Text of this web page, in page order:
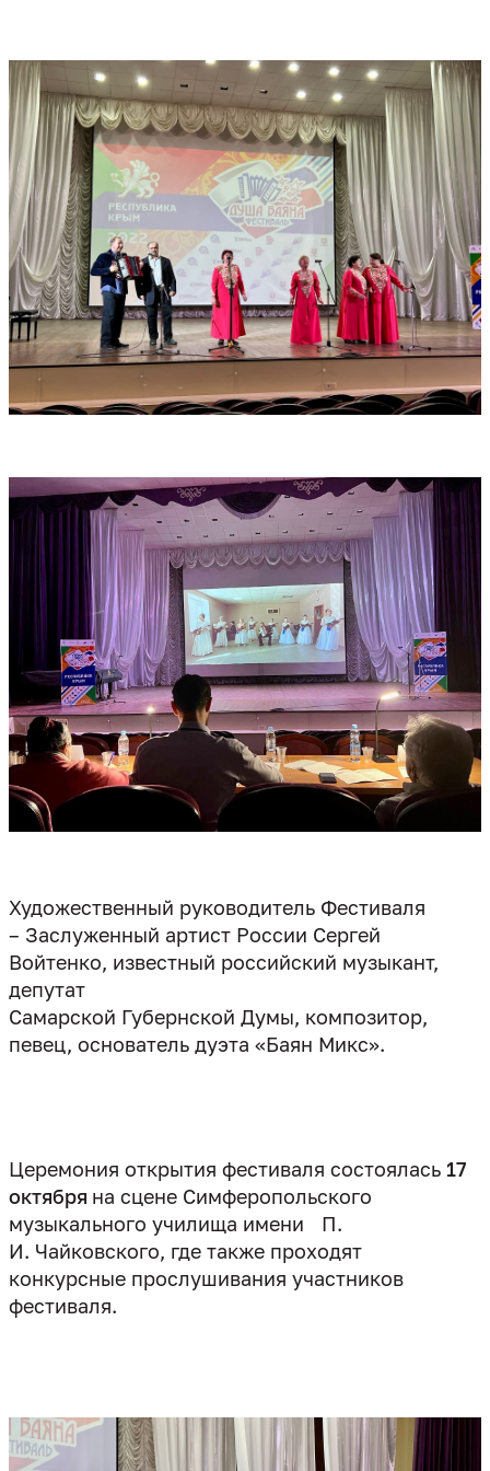
Художественный руководитель Фестиваля
– Заслуженный артист России Сергей
Войтенко, известный российский музыкант,
депутат
Самарской Губернской Думы, композитор,
певец, основатель дуэта «Баян Микс».
Церемония открытия фестиваля состоялась 17
октября на сцене Симферопольского
музыкального училища имени
П.
И. Чайковского, где также проходят
конкурсные прослушивания участников
фестиваля.